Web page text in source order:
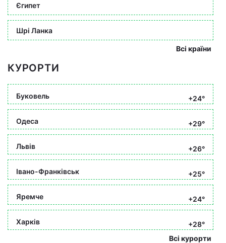
Єгипет
Шрі Ланка
Всі країни
КУРОРТИ
Буковель +24°
Одеса +29°
Львів +26°
Івано-Франківськ +25°
Яремче +24°
Харків
+28°
Всі курорти